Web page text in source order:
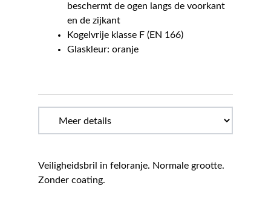
beschermt de ogen langs de voorkant
en de zijkant
Kogelvrije klasse F (EN 166)
Glaskleur: oranje
Veiligheidsbril in feloranje. Normale grootte.
Zonder coating.